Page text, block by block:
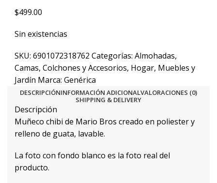
$499.00
Sin existencias
SKU: 6901072318762 Categorías: Almohadas,
Camas, Colchones y Accesorios, Hogar, Muebles y
Jardín Marca: Genérica
DESCRIPCIÓNINFORMACIÓN ADICIONALVALORACIONES (0)
SHIPPING & DELIVERY
Descripción
Muñeco chibi de Mario Bros creado en poliester y
relleno de guata, lavable.
La foto con fondo blanco es la foto real del
producto.